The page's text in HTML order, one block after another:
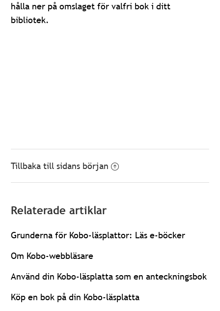
hålla ner på omslaget för valfri bok i ditt
bibliotek.
Tillbaka till sidans början
Relaterade artiklar
Grunderna för Kobo-läsplattor: Läs e-böcker
Om Kobo-webbläsare
Använd din Kobo-läsplatta som en anteckningsbok
Köp en bok på din Kobo-läsplatta